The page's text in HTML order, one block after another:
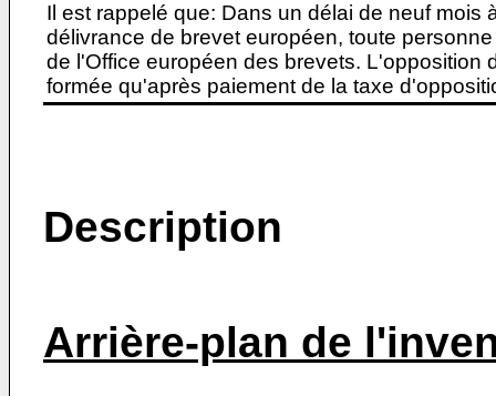
Il est rappelé que: Dans un délai de neuf
délivrance de brevet européen, toute
de l'Office européen des brevets. L'opposition
formée qu'après paiement de la taxe
Description
Arrière-plan de